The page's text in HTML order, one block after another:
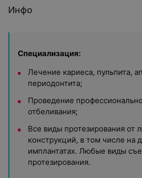
Инфо
Специализация:
Лечение кариеса, пульпита,
периодонтита;
Проведение
отбеливания;
Все виды протезирования от
конструкций, в том числе на
имплантатах. Любые виды
протезирования.